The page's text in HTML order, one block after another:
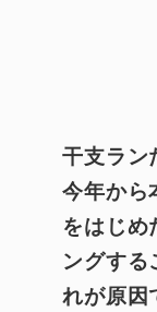
干支ラン
今年から
をはじめ
ングする
れが原因